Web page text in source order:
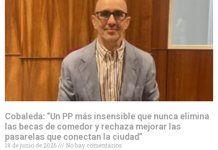
Cobaleda: “Un PP más insensible que nunca elimina
las becas de comedor y rechaza mejorar las
pasarelas que conectan la ciudad”
18 de junio de 2026
No hay comentarios